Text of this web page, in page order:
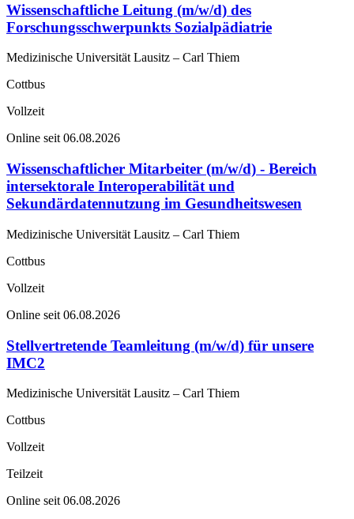
Wissenschaftliche Leitung (m/w/d) des
Forschungsschwerpunkts Sozialpädiatrie
Medizinische Universität Lausitz – Carl Thiem
Cottbus
Vollzeit
Online seit 06.08.2026
Wissenschaftlicher Mitarbeiter (m/w/d) - Bereich
intersektorale Interoperabilität und
Sekundärdatennutzung im Gesundheitswesen
Medizinische Universität Lausitz – Carl Thiem
Cottbus
Vollzeit
Online seit 06.08.2026
Stellvertretende Teamleitung (m/w/d) für unsere
IMC2
Medizinische Universität Lausitz – Carl Thiem
Cottbus
Vollzeit
Teilzeit
Online seit 06.08.2026